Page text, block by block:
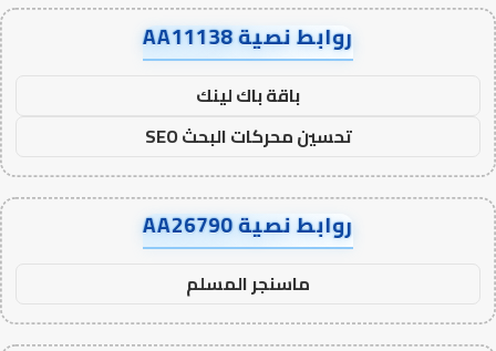
روابط نصية AA11138
باقة باك لينك
تحسين محركات البحث SEO
روابط نصية AA26790
ماسنجر المسلم